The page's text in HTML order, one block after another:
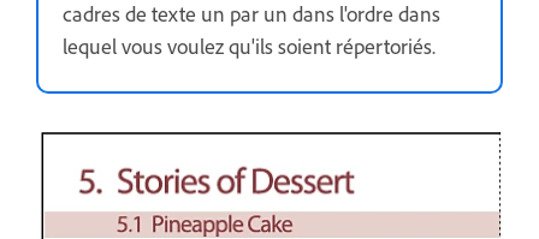
cadres de texte un par un dans l'ordre dans
lequel vous voulez qu'ils soient répertoriés.